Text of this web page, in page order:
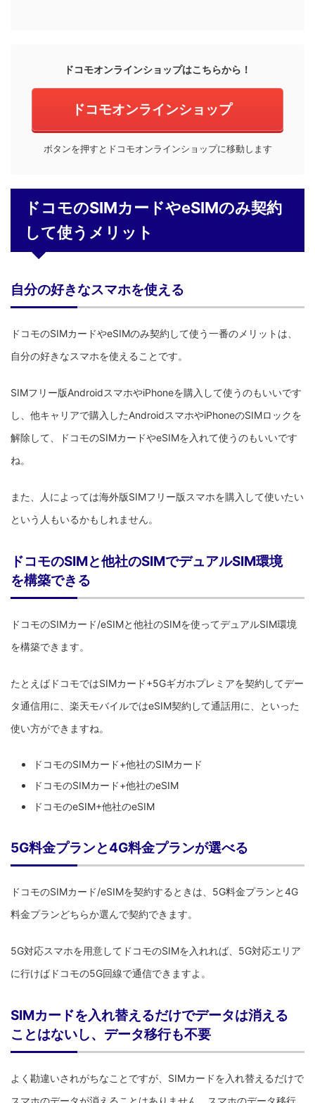
ドコモオンラインショップはこちらから！
ドコモオンラインショップ
ボタンを押すとドコモオンラインショップに移動します
ドコモのSIMカードやeSIMのみ契約
して使うメリット
自分の好きなスマホを使える
ドコモのSIMカードやeSIMのみ契約して使う一番のメリットは、
自分の好きなスマホを使えることです。
SIMフリー版AndroidスマホやiPhoneを購入して使うのもいいです
し、他キャリアで購入したAndroidスマホやiPhoneのSIMロックを
解除して、ドコモのSIMカードやeSIMを入れて使うのもいいです
ね。
また、人によっては海外版SIMフリー版スマホを購入して使いたい
という人もいるかもしれません。
ドコモのSIMと他社のSIMでデュアルSIM環境
を構築できる
ドコモのSIMカード/eSIMと他社のSIMを使ってデュアルSIM環境
を構築できます。
たとえばドコモではSIMカード+5Gギガホプレミアを契約してデー
タ通信用に、楽天モバイルではeSIM契約して通話用に、といった
使い方ができますね。
ドコモのSIMカード+他社のSIMカード
ドコモのSIMカード+他社のeSIM
ドコモのeSIM+他社のeSIM
5G料金プランと4G料金プランが選べる
ドコモのSIMカード/eSIMを契約するときは、5G料金プランと4G
料金プランどちらか選んで契約できます。
5G対応スマホを用意してドコモのSIMを入れれば、5G対応エリア
に行けばドコモの5G回線で通信できますよ。
SIMカードを入れ替えるだけでデータは消える
ことはないし、データ移行も不要
よく勘違いされがちなことですが、SIMカードを入れ替えるだけで
スマホのデータが消えることはありません。スマホのデータ移行